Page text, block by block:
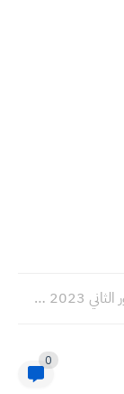
اسئلة اللغة العربية الدور الثاني 2023 صف السادس الابتدائي
0